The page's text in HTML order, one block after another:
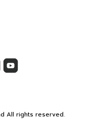
All rights reserved.